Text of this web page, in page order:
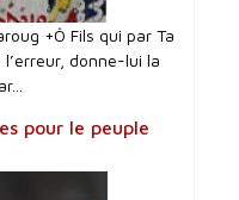
+Ô Fils qui par Ta
donne-lui la
pour le peuple